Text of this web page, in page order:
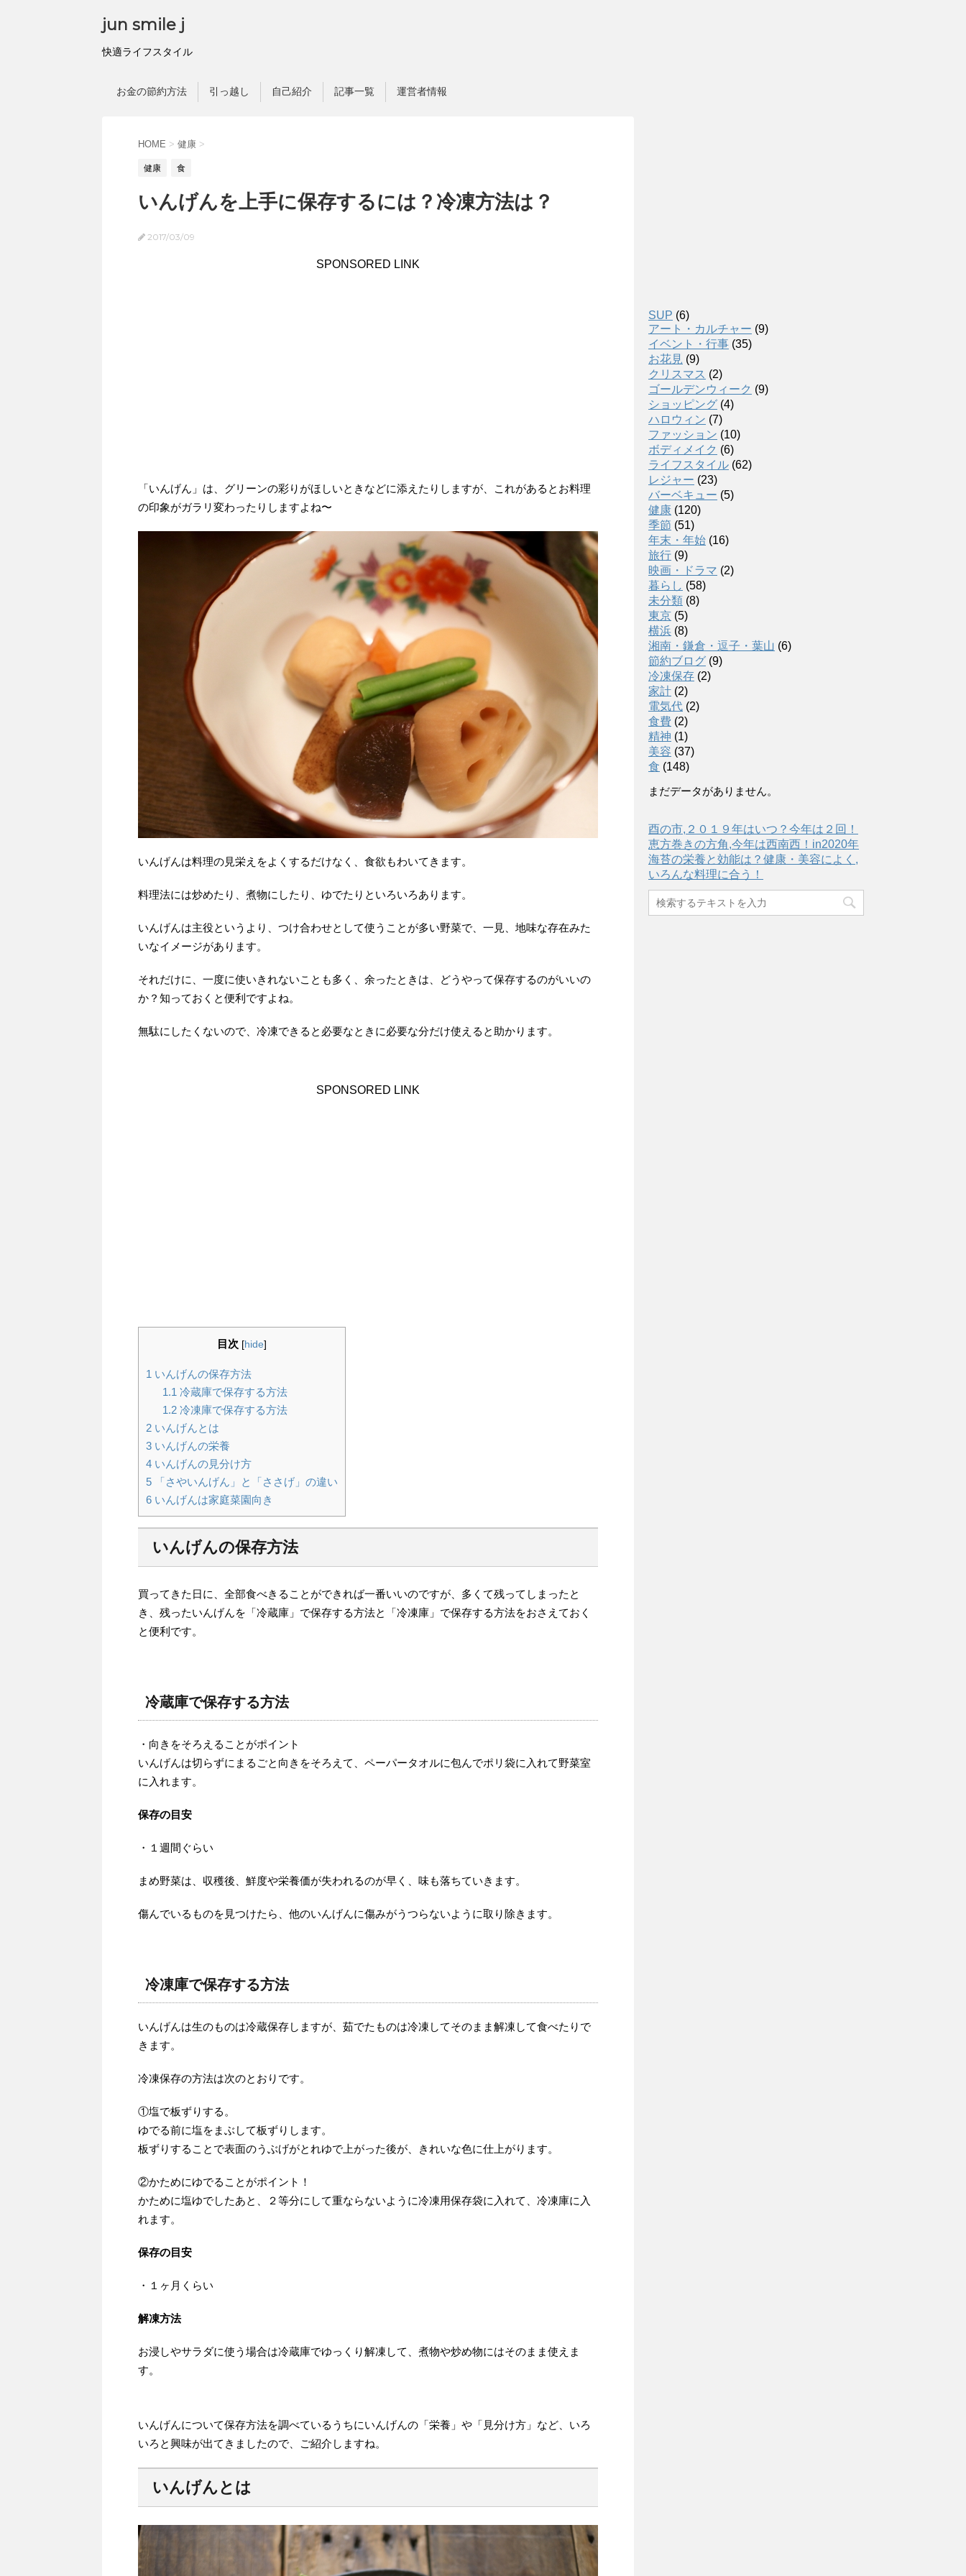
jun smile j
快適ライフスタイル
お金の節約方法 引っ越し 自己紹介 記事一覧 運営者情報
HOME > 健康 >
健康 食
いんげんを上手に保存するには？冷凍方法は？
2017/03/09
SPONSORED LINK
「いんげん」は、グリーンの彩りがほしいときなどに添えたりしますが、これがあるとお料理
の印象がガラリ変わったりしますよね〜
いんげんは料理の見栄えをよくするだけなく、食欲もわいてきます。
料理法には炒めたり、煮物にしたり、ゆでたりといろいろあります。
いんげんは主役というより、つけ合わせとして使うことが多い野菜で、一見、地味な存在みた
いなイメージがあります。
それだけに、一度に使いきれないことも多く、余ったときは、どうやって保存するのがいいの
か？知っておくと便利ですよね。
無駄にしたくないので、冷凍できると必要なときに必要な分だけ使えると助かります。
SPONSORED LINK
目次 [hide]
1 いんげんの保存方法
1.1 冷蔵庫で保存する方法
1.2冷凍庫で保存する方法
2 いんげんとは
3 いんげんの栄養
4 いんげんの見分け方
5 「さやいんげん」と「ささげ」の違い
6 いんげんは家庭菜園向き
いんげんの保存方法
買ってきた日に、全部食べきることができれば一番いいのですが、多くて残ってしまったと
き、残ったいんげんを「冷蔵庫」で保存する方法と「冷凍庫」で保存する方法をおさえておく
と便利です。
冷蔵庫で保存する方法
・向きをそろえることがポイント
いんげんは切らずにまるごと向きをそろえて、ペーパータオルに包んでポリ袋に入れて野菜室
に入れます。
保存の目安
・１週間ぐらい
まめ野菜は、収穫後、鮮度や栄養価が失われるのが早く、味も落ちていきます。
傷んでいるものを見つけたら、他のいんげんに傷みがうつらないように取り除きます。
冷凍庫で保存する方法
いんげんは生のものは冷蔵保存しますが、茹でたものは冷凍してそのまま解凍して食べたりで
きます。
冷凍保存の方法は次のとおりです。
①塩で板ずりする。
ゆでる前に塩をまぶして板ずりします。
板ずりすることで表面のうぶげがとれゆで上がった後が、きれいな色に仕上がります。
②かためにゆでることがポイント！
かために塩ゆでしたあと、２等分にして重ならないように冷凍用保存袋に入れて、冷凍庫に入
れます。
保存の目安
・１ヶ月くらい
解凍方法
お浸しやサラダに使う場合は冷蔵庫でゆっくり解凍して、煮物や炒め物にはそのまま使えま
す。
いんげんについて保存方法を調べているうちにいんげんの「栄養」や「見分け方」など、いろ
いろと興味が出てきましたので、ご紹介しますね。
いんげんとは
SUP (6)
アート・カルチャー (9)
イベント・行事 (35)
お花見 (9)
クリスマス (2)
ゴールデンウィーク (9)
ショッピング (4)
ハロウィン (7)
ファッション (10)
ボディメイク (6)
ライフスタイル (62)
レジャー (23)
バーベキュー (5)
健康 (120)
季節 (51)
年末・年始 (16)
旅行 (9)
映画・ドラマ (2)
暮らし (58)
未分類 (8)
東京 (5)
横浜 (8)
湘南・鎌倉・逗子・葉山 (6)
節約ブログ (9)
冷凍保存 (2)
家計 (2)
電気代 (2)
食費 (2)
精神 (1)
美容 (37)
食 (148)
まだデータがありません。
酉の市,２０１９年はいつ？今年は２回！
恵方巻きの方角,今年は西南西！in2020年
海苔の栄養と効能は？健康・美容によく,
いろんな料理に合う！